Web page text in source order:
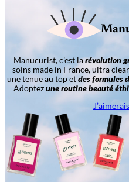
Manucurist, c’est larévolution
soins made in France, ultra
une tenue au top etdes formules
Adoptezune routine beauté